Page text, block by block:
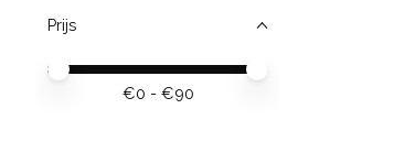
Prijs
Minimale prijswaarde
Price maximum value
€0 - €90